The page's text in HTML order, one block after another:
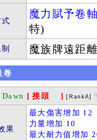
魔力賦予卷
特)
魔族牌遠距
卷
Dawn [ 接頭 ] [RankA]
果
最大傷害增加 12
力量增加 10
最大耐力值增加